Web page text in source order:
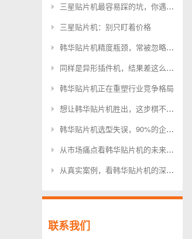
三星贴片机最容易踩的坑，你遇到过吗？
三星贴片机：别只盯着价格
韩华贴片机精度瓶颈，常被忽略的3个关键参数
同样是异形插件机，结果差这么多，问题在哪？
韩华贴片机正在重塑行业竞争格局
想让韩华贴片机胜出，这步棋不能少
韩华贴片机选型失误，90%的企业都忽略了这几点
从市场痛点看韩华贴片机的未来方向
从真实案例，看韩华贴片机的深层逻辑
联系我们